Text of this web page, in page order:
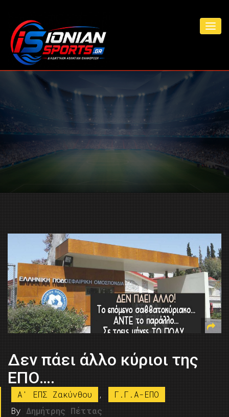
Δεν πάει άλλο κύριοι της
ΕΠΟ….
A' ΕΠΣ Ζακύνθου ,
Γ.Γ.Α-ΕΠΟ
By Δημήτρης Πέττας